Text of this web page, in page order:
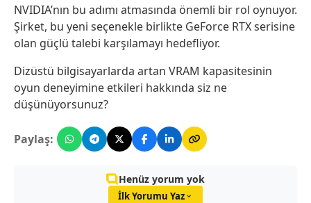
NVIDIA’nın bu adımı atmasında önemli bir rol oynuyor.
Şirket, bu yeni seçenekle birlikte GeForce RTX serisine
olan güçlü talebi karşılamayı hedefliyor.
Dizüstü bilgisayarlarda artan VRAM kapasitesinin
oyun deneyimine etkileri hakkında siz ne
düşünüyorsunuz?
Paylaş:
Henüz yorum yok
İlk Yorumu Yaz